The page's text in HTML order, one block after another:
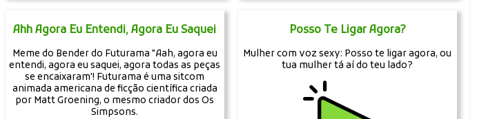
Ahh Agora Eu Entendi, Agora Eu Saquei
Meme do Bender do Futurama "Aah, agora eu
entendi, agora eu saquei, agora todas as peças
se encaixaram'! Futurama é uma sitcom
animada americana de ficção científica criada
por Matt Groening, o mesmo criador dos Os
Simpsons.
Posso Te Ligar Agora?
Mulher com voz sexy: Posso te ligar agora, ou
tua mulher tá aí do teu lado?